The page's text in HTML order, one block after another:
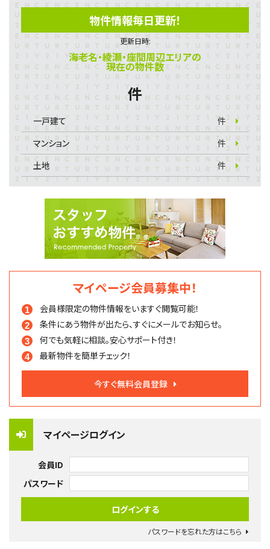
物件情報毎日更新！
更新日時:
海老名・綾瀬・座間周辺エリアの
現在の物件数
件
一戸建て
件
マンション
件
土地
件
マイページ会員募集中！
会員様限定の物件情報をいますぐ閲覧可能！
条件にあう物件が出たら、すぐにメールでお知らせ。
何でも気軽に相談。安心サポート付き！
最新物件を簡単チェック！
今すぐ無料会員登録
マイページログイン
会員ID
パスワード
パスワードを忘れた方はこちら